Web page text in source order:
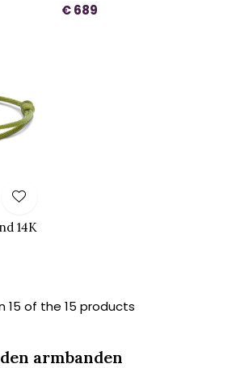
€ 689
14K
15 of the 15 products
armbanden